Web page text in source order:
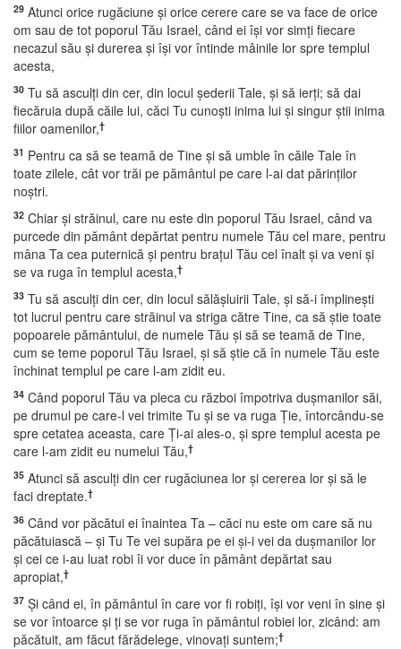
29 Atunci orice rugăciune şi orice cerere care se va face de orice
om sau de tot poporul Tău Israel, când ei îşi vor simţi fiecare
necazul său şi durerea şi îşi vor întinde mâinile lor spre templul
acesta,
30 Tu să asculţi din cer, din locul şederii Tale, şi să ierţi; să dai
fiecăruia după căile lui, căci Tu cunoşti inima lui şi singur ştii inima
fiilor oamenilor,†
31 Pentru ca să se teamă de Tine şi să umble în căile Tale în
toate zilele, cât vor trăi pe pământul pe care l-ai dat părinţilor
noştri.
32 Chiar şi străinul, care nu este din poporul Tău Israel, când va
purcede din pământ depărtat pentru numele Tău cel mare, pentru
mâna Ta cea puternică şi pentru braţul Tău cel înalt şi va veni şi
se va ruga în templul acesta,†
33 Tu să asculţi din cer, din locul sălăşluirii Tale, şi să-i împlineşti
tot lucrul pentru care străinul va striga către Tine, ca să ştie toate
popoarele pământului, de numele Tău şi să se teamă de Tine,
cum se teme poporul Tău Israel, şi să ştie că în numele Tău este
închinat templul pe care l-am zidit eu.
34 Când poporul Tău va pleca cu război împotriva duşmanilor săi,
pe drumul pe care-l vei trimite Tu şi se va ruga Ţie, întorcându-se
spre cetatea aceasta, care Ţi-ai ales-o, şi spre templul acesta pe
care l-am zidit eu numelui Tău,†
35 Atunci să asculţi din cer rugăciunea lor şi cererea lor şi să le
faci dreptate.†
36 Când vor păcătui ei înaintea Ta – căci nu este om care să nu
păcătuiască – şi Tu Te vei supăra pe ei şi-i vei da duşmanilor lor
şi cei ce i-au luat robi îi vor duce în pământ depărtat sau
apropiat,†
37 Şi când ei, în pământul în care vor fi robiţi, îşi vor veni în sine şi
se vor întoarce şi ţi se vor ruga în pământul robiei lor, zicând: am
păcătuit, am făcut fărădelege, vinovaţi suntem;†